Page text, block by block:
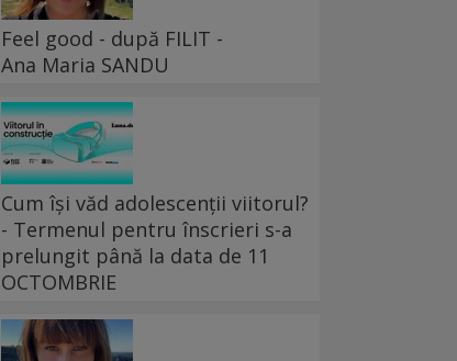
Feel good - după FILIT -
Ana Maria SANDU
Cum își văd adolescenții viitorul?
- Termenul pentru înscrieri s-a
prelungit până la data de 11
OCTOMBRIE